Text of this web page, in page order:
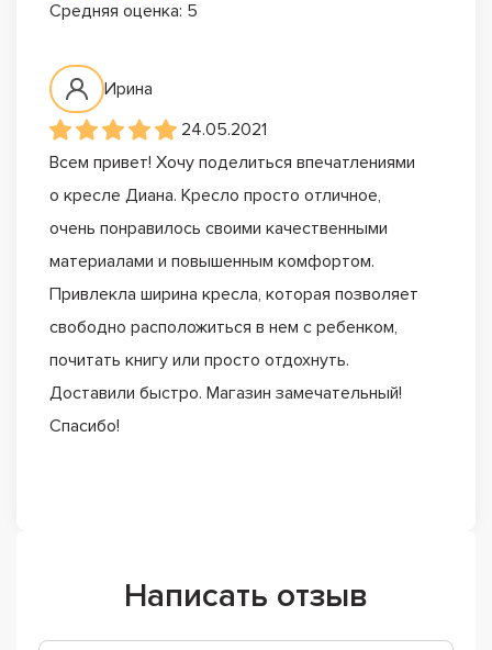
Средняя оценка: 5
Ирина
24.05.2021
Всем привет! Хочу поделиться впечатлениями
о кресле Диана. Кресло просто отличное,
очень понравилось своими качественными
материалами и повышенным комфортом.
Привлекла ширина кресла, которая позволяет
свободно расположиться в нем с ребенком,
почитать книгу или просто отдохнуть.
Доставили быстро. Магазин замечательный!
Спасибо!
Написать отзыв